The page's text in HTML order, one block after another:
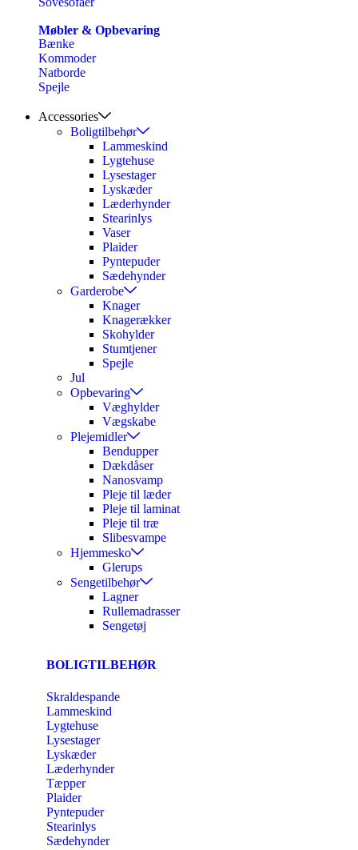
Møbler & Opbevaring
Bænke
Kommoder
Natborde
Spejle
Accessories
Boligtilbehør
Lammeskind
Lygtehuse
Lysestager
Lyskæder
Læderhynder
Stearinlys
Vaser
Plaider
Pyntepuder
Sædehynder
Garderobe
Knager
Knagerækker
Skohylder
Stumtjener
Spejle
Jul
Opbevaring
Væghylder
Vægskabe
Plejemidler
Bendupper
Dækdåser
Nanosvamp
Pleje til læder
Pleje til laminat
Pleje til træ
Slibesvampe
Hjemmesko
Glerups
Sengetilbehør
Lagner
Rullemadrasser
Sengetøj
BOLIGTILBEHØR
Skraldespande
Lammeskind
Lygtehuse
Lysestager
Lyskæder
Læderhynder
Tæpper
Plaider
Pyntepuder
Stearinlys
Sædehynder